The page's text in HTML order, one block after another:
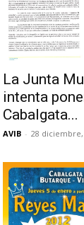
La Junta
intenta
Cabalgata...
AVIB - 28 diciembre,